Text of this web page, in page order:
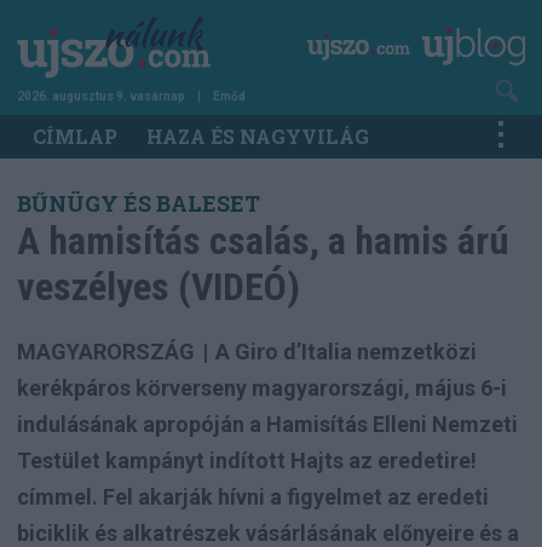
tartalomra
2026. augusztus 9. vasárnap Emőd
Main
navigation
CÍMLAP HAZA ÉS NAGYVILÁG
BŰNÜGY ÉS BALESET
A hamisítás csalás, a hamis árú
veszélyes (VIDEÓ)
MAGYARORSZÁG | A Giro d’Italia nemzetközi
kerékpáros körverseny magyarországi, május 6-i
indulásának apropóján a Hamisítás Elleni Nemzeti
Testület kampányt indított Hajts az eredetire!
címmel. Fel akarják hívni a figyelmet az eredeti
biciklik és alkatrészek vásárlásának előnyeire és a